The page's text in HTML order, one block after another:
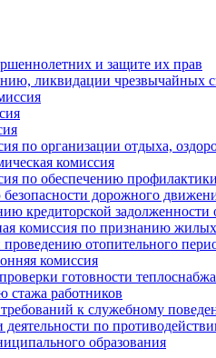
и защите их прав
ликвидации чрезвычайных
по организации отдыха,
комиссия
по обеспечению
дорожного
кредиторской
комиссия по признанию
отопительного
комиссия
готовности
стажа работников
к служебному
по
образования